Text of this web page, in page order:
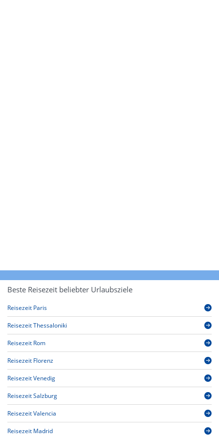
Beste Reisezeit beliebter Urlaubsziele
Reisezeit Paris
Reisezeit Thessaloniki
Reisezeit Rom
Reisezeit Florenz
Reisezeit Venedig
Reisezeit Salzburg
Reisezeit Valencia
Reisezeit Madrid